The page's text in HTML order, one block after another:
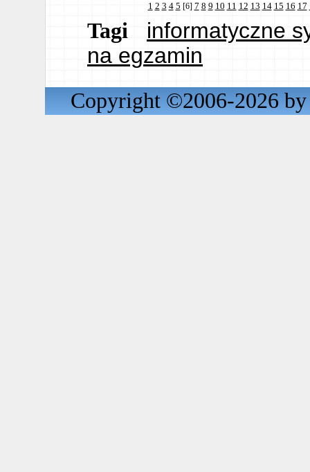
1 2 3 4 5 [6] 7 8 9 10 11 12 13 14 15 16 17
Tagi
informatyczne
na egzamin
Copyright ©2006-2026